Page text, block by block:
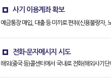
사기 이용계좌 확보
예금통장 매입, 대출 등 미끼로 편취(신용불량자,
전화·문자메시지 시도
해외(중국 등)콜센터에서 국내로 전화(해외사기